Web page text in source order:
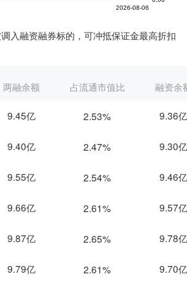
入融资融券标的，可冲抵保证金最高折扣
两融余额 占流通市值比 融资余
9.45亿 2.53% 9.36亿
9.40亿 2.47% 9.30亿
9.55亿 2.54% 9.46亿
9.66亿 2.61% 9.57亿
9.87亿 2.65% 9.78亿
9.79亿 2.61% 9.70亿